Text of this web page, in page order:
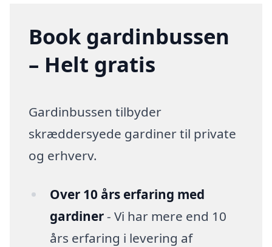
Book gardinbussen
– Helt gratis
Gardinbussen tilbyder
skræddersyede gardiner til private
og erhverv.
Over 10 års erfaring med
gardiner- Vi har mere end 10
års erfaring i levering af